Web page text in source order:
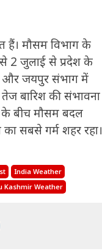
हैं। मौसम विभाग के
2 जुलाई से प्रदेश के
और जयपुर संभाग में
बारिश की संभावना
के बीच मौसम बदल
सबसे गर्म शहर रहा।
India Weather
Kashmir Weather